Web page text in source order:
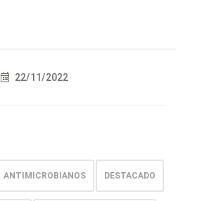
22/11/2022
ANTIMICROBIANOS DESTACADO